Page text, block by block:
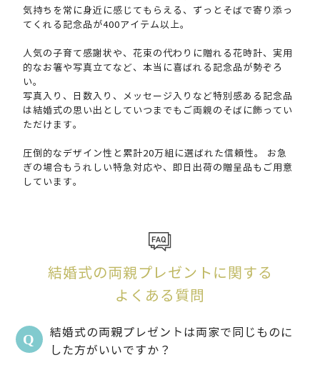
気持ちを常に身近に感じてもらえる、ずっとそばで寄り添っ
てくれる記念品が400アイテム以上。
人気の子育て感謝状や、花束の代わりに贈れる花時計、実用
的なお箸や写真立てなど、本当に喜ばれる記念品が勢ぞろ
い。
写真入り、日数入り、メッセージ入りなど特別感ある記念品
は結婚式の思い出としていつまでもご両親のそばに飾ってい
ただけます。
圧倒的なデザイン性と累計20万組に選ばれた信頼性。
お急
ぎの場合もうれしい特急対応や、即日出荷の贈呈品もご用意
しています。
結婚式の両親プレゼントに関する
よくある質問
結婚式の両親プレゼントは両家で同じものに
した方がいいですか？